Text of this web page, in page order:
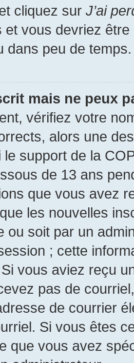
cliquez sur J’ai
et vous devriez
dans peu de temps.
mais ne peux
vérifiez votre
alors une
le support de la
de 13 ans
que vous avez
les nouvelles
ou soit par un
; cette
vous aviez reçu
pas de
de courrier
Si vous êtes
que vous avez